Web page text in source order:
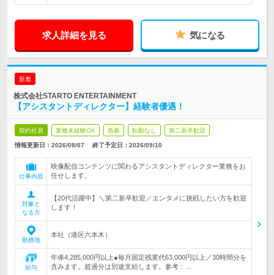
求人詳細を見る 気になる
新着
株式会社STARTO ENTERTAINMENT
【アシスタントディレクター】経験者優遇！
契約社員 業種未経験OK 急募 転勤なし 第二新卒歓迎
情報更新日：2026/08/07 終了予定日： 2026/09/10
仕事内容
映像配信コンテンツに関わるアシスタントディレクター業務をお
任せします。
対象と
なる方
【20代活躍中】＼第二新卒歓迎／エンタメに挑戦したい方を歓迎
します！
勤務地
本社（港区六本木）
給与
年俸4,285,000円以上●毎月固定残業代63,000円以上／30時間分を
含みます。超過分は別途支給します。参考：…